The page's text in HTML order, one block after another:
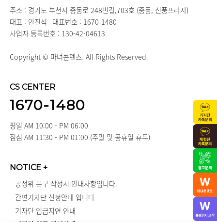
주소 : 경기도 부천시 중동로 248번길,703호 (중동, 신풍프라자)
대표 : 안진석 대표번호 : 1670-1480
사업자 등록번호 : 130-42-04613
Copyright © 마녀콘텐츠. All Rights Reserved.
CS CENTER
1670-1480
평일 AM 10:00 - PM 06:00
점심 AM 11:30 - PM 01:00 (주말 및 공휴일 휴무)
NOTICE +
공정위 문구 작성시 안내사항입니다.
간편기자단 신청안내 입니다
기자단 입금지연 안내